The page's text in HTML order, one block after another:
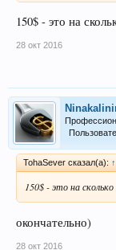
150$ - это на
28 окт 2016
TohaSever сказал(а): ↑
150$ - это на
окончательно)
28 окт 2016